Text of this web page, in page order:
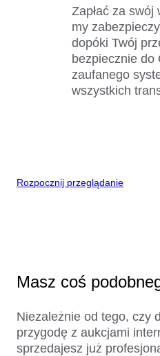
Zapłać za
my
dopóki Twój
bezpiecznie do
zaufanego
wszystkich
Rozpocznij przeglądanie
Masz coś
Niezależnie od tego, czy
przygodę z aukcjami
sprzedajesz już